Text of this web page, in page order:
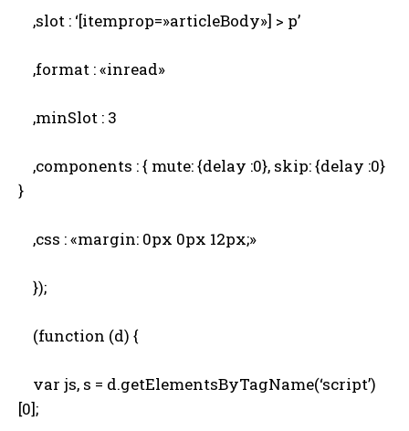
,slot : ‘[itemprop=»articleBody»] > p’
,format : «inread»
,minSlot : 3
,components : { mute: {delay :0}, skip: {delay :0}
}
,css : «margin: 0px 0px 12px;»
});
(function (d) {
var js, s = d.getElementsByTagName(‘script’)
[0];